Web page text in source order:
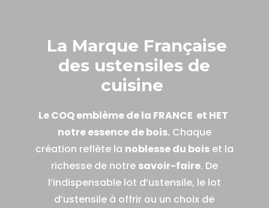
La Marque Française
des ustensiles de
cuisine
Le COQ emblème de la FRANCE et HET
notre essence de bois.Chaque
création reflète la noblesse du boiset la
richesse de notre savoir-faire. De
l’indispensable lot d’ustensile, le lot
d’ustensile à offrir ou un choix de